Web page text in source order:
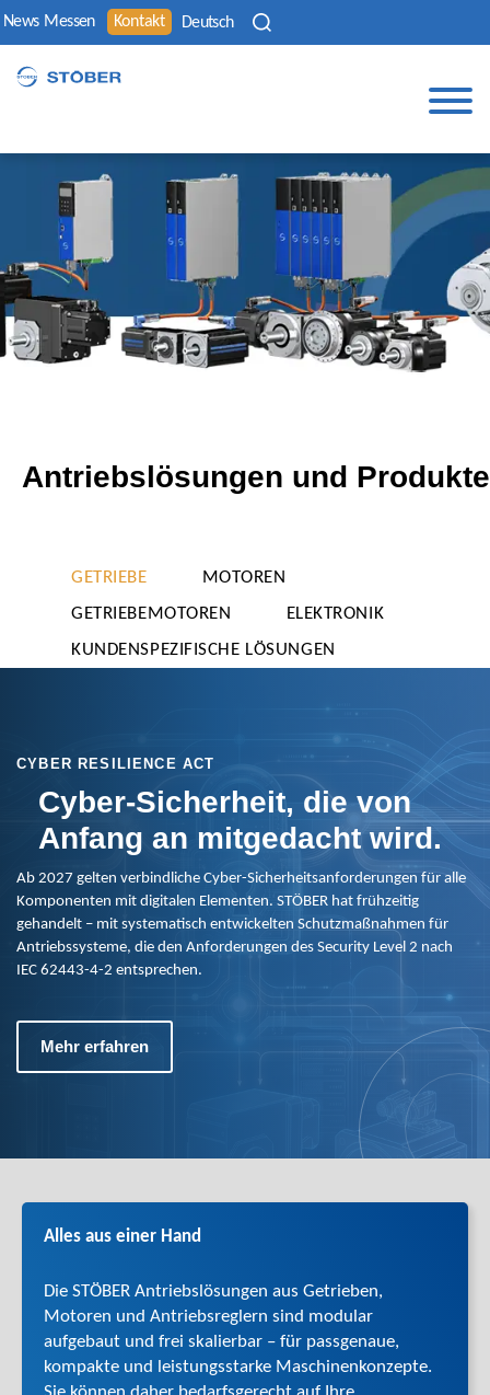
News Messen Kontakt Deutsch
Antriebslösungen und Produkte
GETRIEBE
MOTOREN
GETRIEBEMOTOREN
ELEKTRONIK
KUNDENSPEZIFISCHE LÖSUNGEN
CYBER RESILIENCE ACT
Cyber-Sicherheit, die von
Anfang an mitgedacht wird.
Ab 2027 gelten verbindliche Cyber-Sicherheitsanforderungen für alle
Komponenten mit digitalen Elementen. STÖBER hat frühzeitig
gehandelt – mit systematisch entwickelten Schutzmaßnahmen für
Antriebssysteme, die den Anforderungen des Security Level 2 nach
IEC 62443-4-2 entsprechen.
Mehr erfahren
Alles aus einer Hand
Die STÖBER Antriebslösungen aus Getrieben,
Motoren und Antriebsreglern sind modular
aufgebaut und frei skalierbar – für passgenaue,
kompakte und leistungsstarke Maschinen­konzepte.